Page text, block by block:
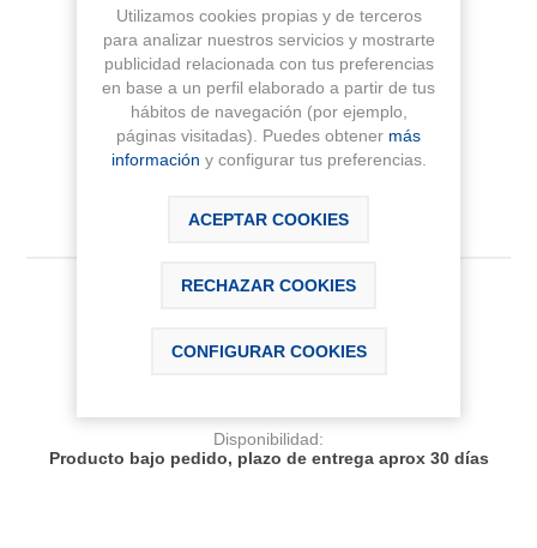
mate. A completar con RocaBox ref. A525869403
Fabricante: ROCA
Sku: A5A0B9EB00
Disponibilidad:
Producto bajo pedido, plazo de entrega aprox 30 días
Utilizamos cookies propias y de terceros
para analizar nuestros servicios y mostrarte
publicidad relacionada con tus preferencias
en base a un perfil elaborado a partir de tus
hábitos de navegación (por ejemplo,
páginas visitadas). Puedes obtener más
información y configurar tus preferencias.
ACEPTAR COOKIES
RECHAZAR COOKIES
CONFIGURAR COOKIES